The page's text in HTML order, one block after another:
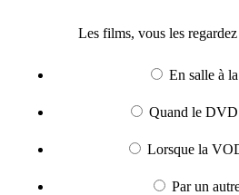
Les films, vous les
En salle à
Quand le
Lorsque la
Par un